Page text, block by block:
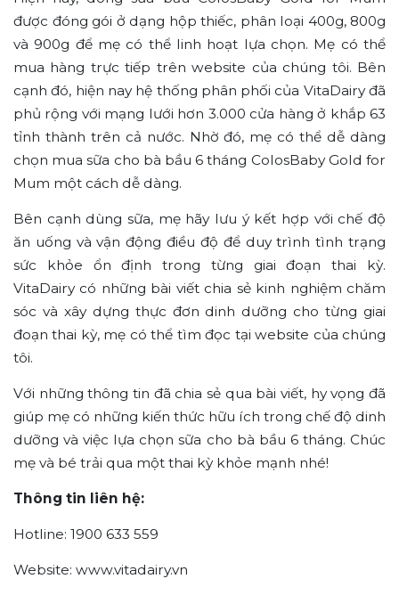
được đóng gói ở dạng hộp thiếc, phân loại 400g, 800g
và 900g để mẹ có thể linh hoạt lựa chọn. Mẹ có thể
mua hàng trực tiếp trên website của chúng tôi. Bên
cạnh đó, hiện nay hệ thống phân phối của VitaDairy đã
phủ rộng với mạng lưới hơn 3.000 cửa hàng ở khắp 63
tỉnh thành trên cả nước. Nhờ đó, mẹ có thể dễ dàng
chọn mua sữa cho bà bầu 6 tháng ColosBaby Gold for
Mum một cách dễ dàng.
Bên cạnh dùng sữa, mẹ hãy lưu ý kết hợp với chế độ
ăn uống và vận động điều độ để duy trình tình trạng
sức khỏe ổn định trong từng giai đoạn thai kỳ.
VitaDairy có những bài viết chia sẻ kinh nghiệm chăm
sóc và xây dựng thực đơn dinh dưỡng cho từng giai
đoạn thai kỳ, mẹ có thể tìm đọc tại website của chúng
tôi.
Với những thông tin đã chia sẻ qua bài viết, hy vọng đã
giúp mẹ có những kiến thức hữu ích trong chế độ dinh
dưỡng và việc lựa chọn sữa cho bà bầu 6 tháng. Chúc
mẹ và bé trải qua một thai kỳ khỏe mạnh nhé!
Thông tin liên hệ:
Hotline: 1900 633 559
Website: www.vitadairy.vn